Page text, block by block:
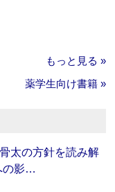
もっと見る »
薬学生向け書籍 »
太の方針を読み解
の影…